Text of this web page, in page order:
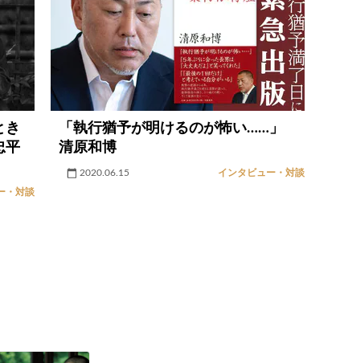
き
平
・対談
「執行猶予が明けるのが怖い……」
清原和博
2020.06.15 インタビュー・対談